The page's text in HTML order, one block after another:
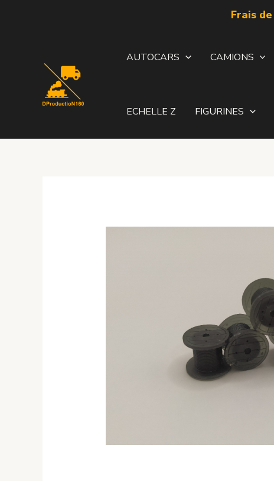
Frais
AUTOCARS CAMIONS
ECHELLE Z FIGURINES